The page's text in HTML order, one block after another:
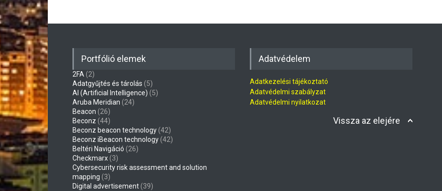
Portfólió elemek
2FA (2)
Adatgyűjtés és tárolás (5)
AI (Artificial Intelligence) (5)
Aruba Meridian (24)
Beacon (26)
Beconz (44)
Beconz beacon technology(42)
Beconz iBeacon technology(42)
Beltéri Navigáció (26)
Checkmarx(3)
Cybersecurity risk assessment and solution
mapping (3)
Digital advertisement(39)
Adatvédelem
Adatkezelési tájékoztató
Adatvédelmi szabályzat
Adatvédelmi nyilatkozat
Vissza az elejére